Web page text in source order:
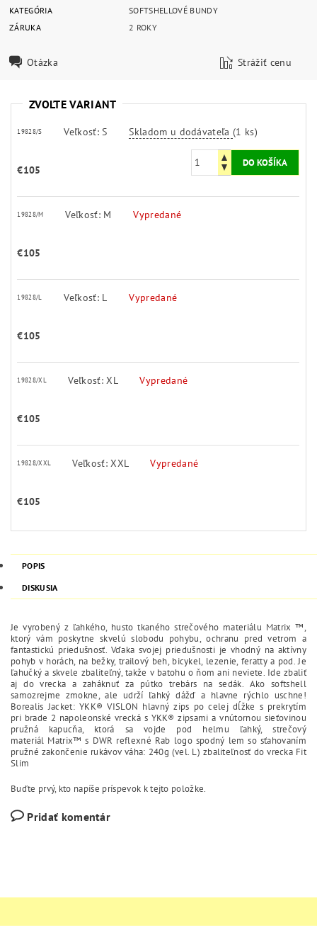
KATEGÓRIA
SOFTSHELLOVÉ BUNDY
ZÁRUKA
2 ROKY
Otázka Strážiť cenu
ZVOĽTE VARIANT
19828/S Veľkosť: S Skladom u dodávateľa(1 ks)
€105
19828/M Veľkosť: M Vypredané
€105
19828/L Veľkosť: L Vypredané
€105
19828/XL Veľkosť: XL Vypredané
€105
19828/XXL Veľkosť: XXL Vypredané
€105
POPIS
DISKUSIA
Je vyrobený z ľahkého, husto tkaného strečového materiálu Matrix ™,
ktorý vám poskytne skvelú slobodu pohybu, ochranu pred vetrom a
fantastickú priedušnosť. Vďaka svojej priedušnosti je vhodný na aktívny
pohyb v horách, na bežky, trailový beh, bicykel, lezenie, feratty a pod. Je
ľahučký a skvele zbaliteľný, takže v batohu o ňom ani neviete. Ide zbaliť
aj do vrecka a zaháknuť za pútko trebárs na sedák. Ako softshell
samozrejme zmokne, ale udrží ľahký dážď a hlavne rýchlo uschne!
Borealis Jacket: YKK® VISLON hlavný zips po celej dĺžke s prekrytím
pri brade 2 napoleonské vrecká s YKK® zipsami a vnútornou sieťovinou
pružná kapucňa, ktorá sa vojde pod helmu ľahký, strečový
materiál Matrix™ s DWR reflexné Rab logo spodný lem so sťahovaním
pružné zakončenie rukávov váha: 240g (vel. L) zbaliteľnosť do vrecka Fit
Slim
Buďte prvý, kto napíše príspevok k tejto položke.
Pridať komentár